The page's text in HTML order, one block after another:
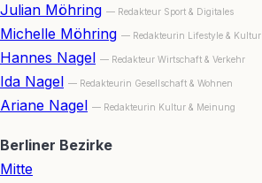
Julian Möhring — Redakteur Sport & Digitales
Michelle Möhring — Redakteurin Lifestyle & Kultur
Hannes Nagel — Redakteur Wirtschaft & Verkehr
Ida Nagel — Redakteurin Gesellschaft & Wohnen
Ariane Nagel — Redakteurin Kultur & Meinung
Berliner Bezirke
Mitte